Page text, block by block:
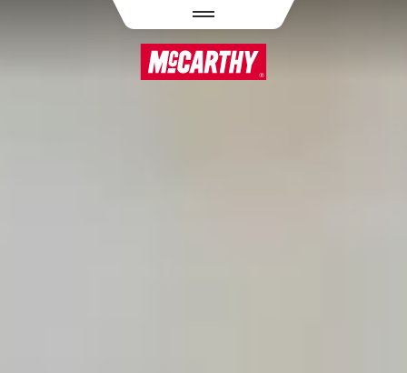
PASAR AL CONTENIDO PRINCIPAL